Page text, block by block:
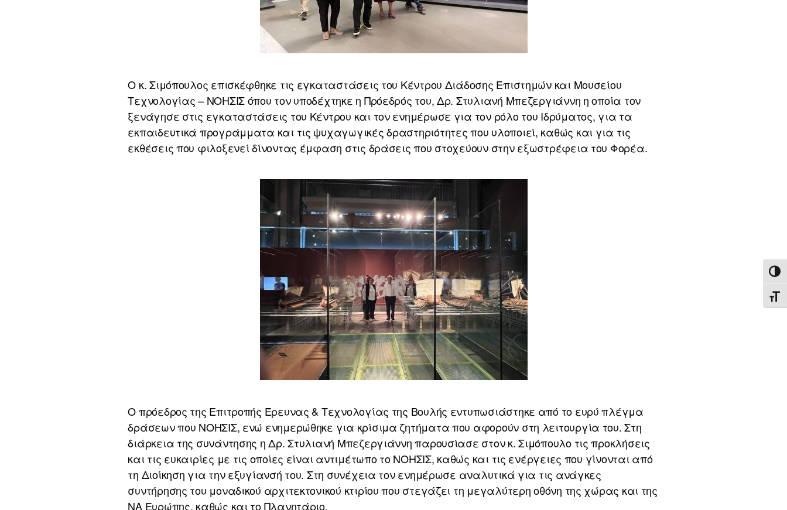
Ο κ. Σιμόπουλος επισκέφθηκε τις εγκαταστάσεις του Κέντρου Διάδοσης Επιστημών και Μουσείου
Τεχνολογίας – ΝΟΗΣΙΣ όπου τον υποδέχτηκε η Πρόεδρός του, Δρ. Στυλιανή Μπεζεργιάννη η οποία τον
ξενάγησε στις εγκαταστάσεις του Κέντρου και τον ενημέρωσε για τον ρόλο του Ιδρύματος, για τα
εκπαιδευτικά προγράμματα και τις ψυχαγωγικές δραστηριότητες που υλοποιεί, καθώς και για τις
εκθέσεις που φιλοξενεί δίνοντας έμφαση στις δράσεις που στοχεύουν στην εξωστρέφεια του Φορέα.
Ο πρόεδρος της Επιτροπής Έρευνας & Τεχνολογίας της Βουλής εντυπωσιάστηκε από το ευρύ πλέγμα
δράσεων που ΝΟΗΣΙΣ, ενώ ενημερώθηκε για κρίσιμα ζητήματα που αφορούν στη λειτουργία του. Στη
διάρκεια της συνάντησης η Δρ. Στυλιανή Μπεζεργιάννη παρουσίασε στον κ. Σιμόπουλο τις προκλήσεις
και τις ευκαιρίες με τις οποίες είναι αντιμέτωπο το ΝΟΗΣΙΣ, καθώς και τις ενέργειες που γίνονται από
τη Διοίκηση για την εξυγίανσή του. Στη συνέχεια τον ενημέρωσε αναλυτικά για τις ανάγκες
συντήρησης του μοναδικού αρχιτεκτονικού κτιρίου που στεγάζει τη μεγαλύτερη οθόνη της χώρας και της
ΝΑ Ευρώπης, καθώς και το Πλανητάριο.